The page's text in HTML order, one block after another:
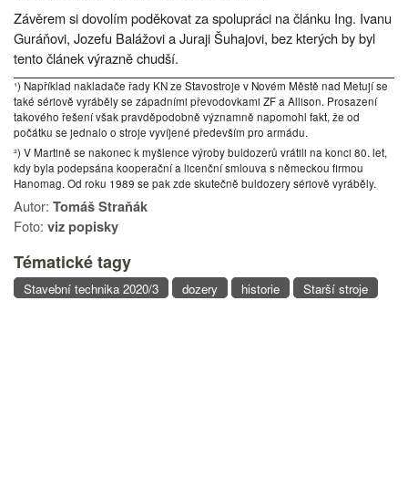
Závěrem si dovolím poděkovat za spolupráci na článku Ing. Ivanu
Guráňovi, Jozefu Balážovi a Juraji Šuhajovi, bez kterých by byl
tento článek výrazně chudší.
¹) Například nakladače řady KN ze Stavostroje v Novém Městě nad Metují se
také sériově vyráběly se západními převodovkami ZF a Allison. Prosazení
takového řešení však pravděpodobně významně napomohl fakt, že od
počátku se jednalo o stroje vyvíjené především pro armádu.
²) V Martině se nakonec k myšlence výroby buldozerů vrátili na konci 80. let,
kdy byla podepsána kooperační a licenční smlouva s německou firmou
Hanomag. Od roku 1989 se pak zde skutečně buldozery sériově vyráběly.
Autor: Tomáš Straňák
Foto: viz popisky
Tématické tagy
Stavební technika 2020/3 dozery historie Starší stroje